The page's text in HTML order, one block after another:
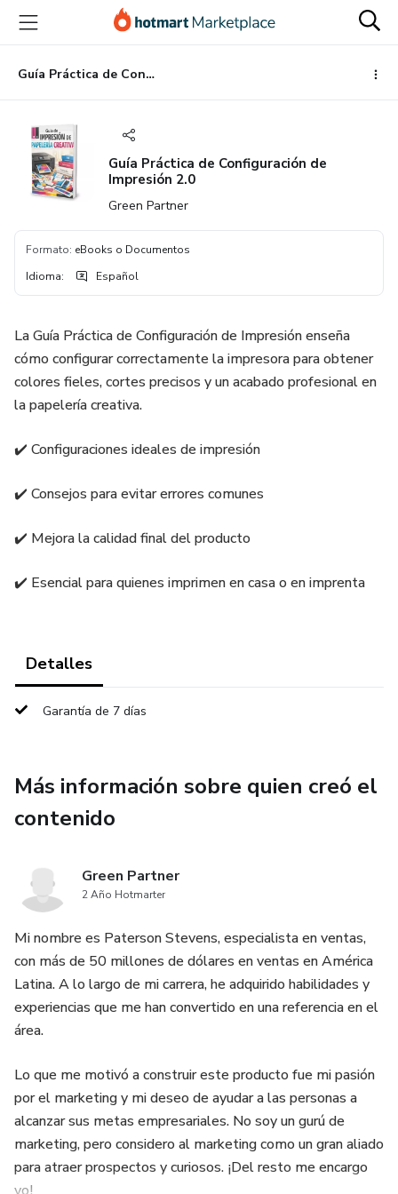
principal
página
de
página
Guía Práctica de Configuración de Impresión 2.0
Guía Práctica de Configuración de
Impresión 2.0
Green Partner
Formato: eBooks o Documentos
Idioma: Español
La Guía Práctica de Configuración de Impresión enseña
cómo configurar correctamente la impresora para obtener
colores fieles, cortes precisos y un acabado profesional en
la papelería creativa.
✔️ Configuraciones ideales de impresión
✔️ Consejos para evitar errores comunes
✔️ Mejora la calidad final del producto
✔️ Esencial para quienes imprimen en casa o en imprenta
Detalles
Garantía de 7 días
Más información sobre quien creó el
contenido
Green Partner
2 Año Hotmarter
Mi nombre es Paterson Stevens, especialista en ventas,
con más de 50 millones de dólares en ventas en América
Latina. A lo largo de mi carrera, he adquirido habilidades y
experiencias que me han convertido en una referencia en el
área.
Lo que me motivó a construir este producto fue mi pasión
por el marketing y mi deseo de ayudar a las personas a
alcanzar sus metas empresariales. No soy un gurú de
marketing, pero considero al marketing como un gran aliado
para atraer prospectos y curiosos. ¡Del resto me encargo